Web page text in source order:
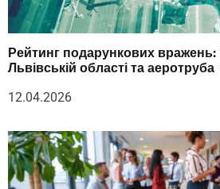
Рейтинг подарункових вражень:
Львівській області та
12.04.2026